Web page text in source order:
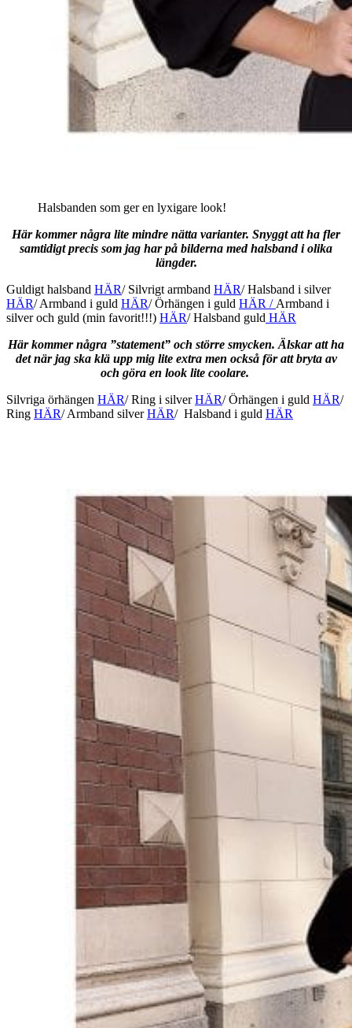
Halsbanden som ger en lyxigare look!
Här kommer några lite mindre nätta varianter. Snyggt att ha fler
samtidigt precis som jag har på bilderna med halsband i olika
längder.
Guldigt halsband HÄR/ Silvrigt armband HÄR/ Halsband i silver
HÄR/ Armband i guld HÄR/ Örhängen i guld HÄR / Armband i
silver och guld (min favorit!!!) HÄR/ Halsband guld HÄR
Här kommer några ”statement” och större smycken. Älskar att ha
det när jag ska klä upp mig lite extra men också för att bryta av
och göra en look lite coolare.
Silvriga örhängen HÄR/ Ring i silverHÄR/ Örhängen i guld HÄR/
Ring HÄR/ Armband silverHÄR/ Halsband i guld HÄR